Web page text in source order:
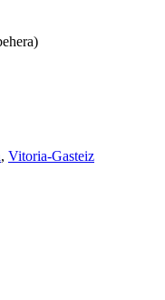
, Vitoria-Gasteiz